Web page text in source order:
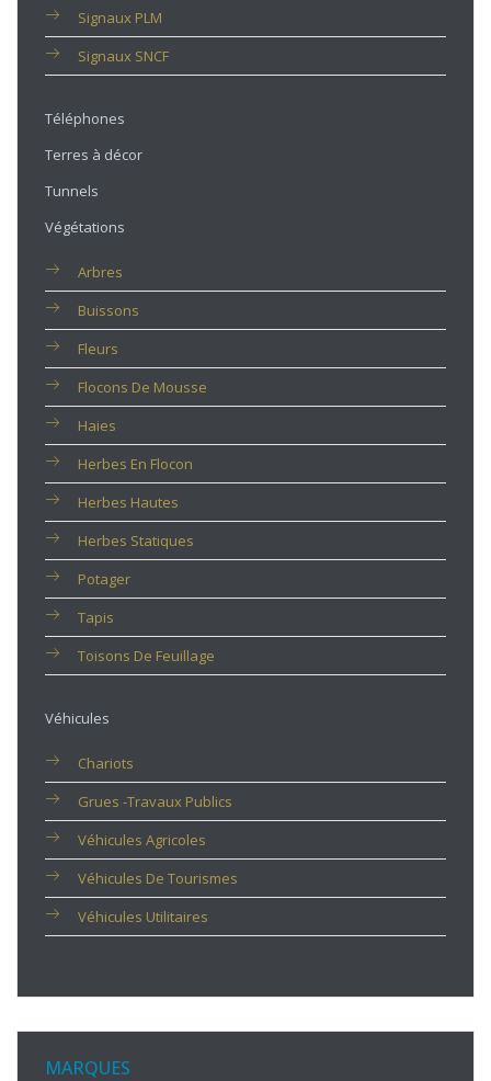
Signaux PLM
Signaux SNCF
Téléphones
Terres à décor
Tunnels
Végétations
Arbres
Buissons
Fleurs
Flocons De Mousse
Haies
Herbes En Flocon
Herbes Hautes
Herbes Statiques
Potager
Tapis
Toisons De Feuillage
Véhicules
Chariots
Grues -travaux Publics
Véhicules Agricoles
Véhicules De Tourismes
Véhicules Utilitaires
MARQUES